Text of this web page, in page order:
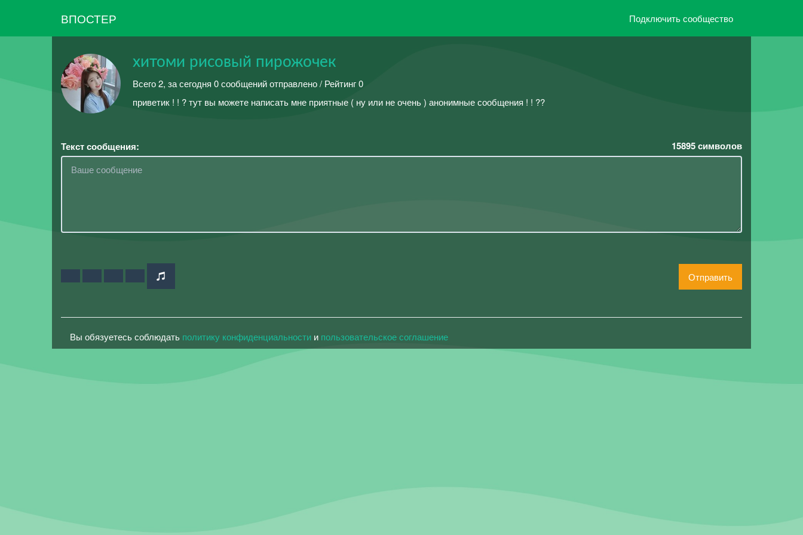
ВПОСТЕР Подключить сообщество
хитоми рисовый пирожочек
Всего 2, за сегодня 0 сообщений отправлено / Рейтинг 0
приветик ! ! ? тут вы можете написать мне приятные ( ну или не очень ) анонимные сообщения ! ! ??
Текст сообщения: 15895символов
Отправить
Вы обязуетесь соблюдать политику конфиденциальности и пользовательское соглашение